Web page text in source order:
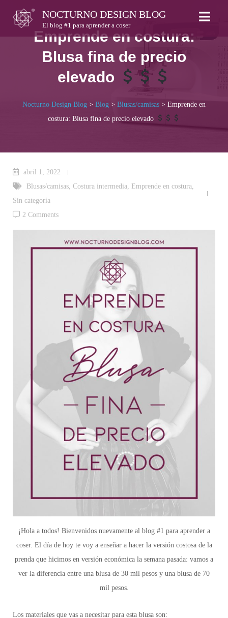
content
NOCTURNO DESIGN BLOG
El blog #1 para aprender a coser
Emprende en costura:
Blusa fina de precio
elevado
Nocturno Design Blog > Blog > Blusas/camisas > Emprende en
costura: Blusa fina de precio elevado
abril 1, 2022
Blusas/camisas, Costura intermedia, Emprende en costura,
Sin categoría
2 Comments
¡Hola a todos! Bienvenidos nuevamente al blog #1 para aprender a
coser. El día de hoy te voy a enseñar a hacer la versión costosa de la
prenda que hicimos en versión económica la semana pasada: vamos a
ver la diferencia entre una blusa de 30 mil pesos y una blusa de 70
mil pesos.
Los materiales que vas a necesitar para esta blusa son: